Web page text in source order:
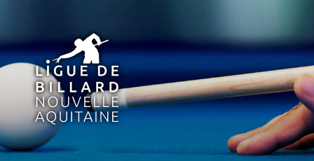
contenu
principal1
ligue de billard nouvelle